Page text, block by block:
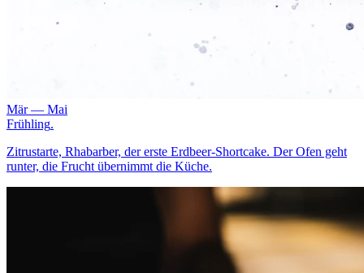
Mär — Mai
Frühling.
Zitrustarte, Rhabarber, der erste Erdbeer-Shortcake. Der Ofen geht
runter, die Frucht übernimmt die Küche.